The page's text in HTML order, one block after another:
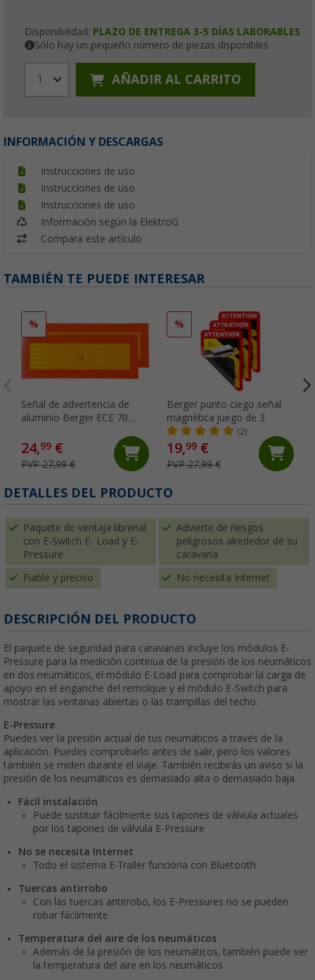
Disponibilidad: PLAZO DE ENTREGA 3-5 DÍAS LABORABLES
Sólo hay un pequeño número de piezas disponibles
1 AÑADIR AL CARRITO
INFORMACIÓN Y DESCARGAS
Instrucciones de uso
Instrucciones de uso
Instrucciones de uso
Información según la ElektroG
Compara este artículo
TAMBIÉN TE PUEDE INTERESAR
%
Señal de advertencia de
aluminio Berger ECE 70
24,99 €
PVP 27,99 €
%
Berger punto ciego señal
magnética juego de 3
(2)
19,99€
PVP 27,99 €
DETALLES DEL PRODUCTO
Paquete de ventaja librenal
con E-Switch E- Load y E-
Pressure
Advierte de riesgos
peligrosos alrededor de su
caravana
Fiable y preciso No necesita Internet
DESCRIPCIÓN DEL PRODUCTO
El paquete de seguridad para caravanas incluye los módulos E-
Pressure para la medición continua de la presión de los neumáticos
en dos neumáticos, el módulo E-Load para comprobar la carga de
apoyo en el enganche del remolque y el módulo E-Switch para
mostrar las ventanas abiertas o las trampillas del techo.
E-Pressure
Puedes ver la presión actual de tus neumáticos a través de la
aplicación. Puedes comprobarlo antes de salir, pero los valores
también se miden durante el viaje. También recibirás un aviso si la
presión de los neumáticos es demasiado alta o demasiado baja
Fácil instalación
Puede sustituir fácilmente sus tapones de válvula actuales
por los tapones de válvula E-Pressure
No se necesita Internet
Todo el sistema E-Trailer funciona con Bluetooth
Tuercas antirrobo
Con las tuercas antirrobo, los E-Pressures no se pueden
robar fácilmente
Temperatura del aire de los neumáticos
Además de la presión de los neumáticos, también puede ver
la temperatura del aire en los neumáticos